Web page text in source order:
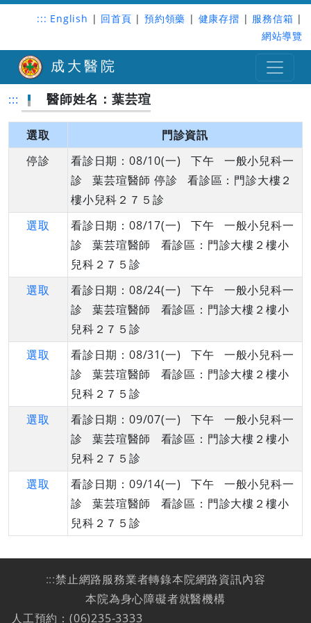
::: English | 回首頁 | 預約領藥 | 健康存摺 | 服務信箱 |
網站導覽
成大醫院
::: 醫師姓名：葉芸瑄
選取
門診資訊
停診
看診日期：08/10(一) 下午 一般小兒科一
診 葉芸瑄醫師 停診 看診區：門診大樓２
樓小兒科２７５診
選取
看診日期：08/17(一) 下午 一般小兒科一
診 葉芸瑄醫師 看診區：門診大樓２樓小
兒科２７５診
選取
看診日期：08/24(一) 下午 一般小兒科一
診 葉芸瑄醫師 看診區：門診大樓２樓小
兒科２７５診
選取
看診日期：08/31(一) 下午 一般小兒科一
診 葉芸瑄醫師 看診區：門診大樓２樓小
兒科２７５診
選取
看診日期：09/07(一) 下午 一般小兒科一
診 葉芸瑄醫師 看診區：門診大樓２樓小
兒科２７５診
選取
看診日期：09/14(一) 下午 一般小兒科一
診 葉芸瑄醫師 看診區：門診大樓２樓小
兒科２７５診
:::禁止網路服務業者轉錄本院網路資訊內容
本院為身心障礙者就醫機構
人工預約：(06)235-3333